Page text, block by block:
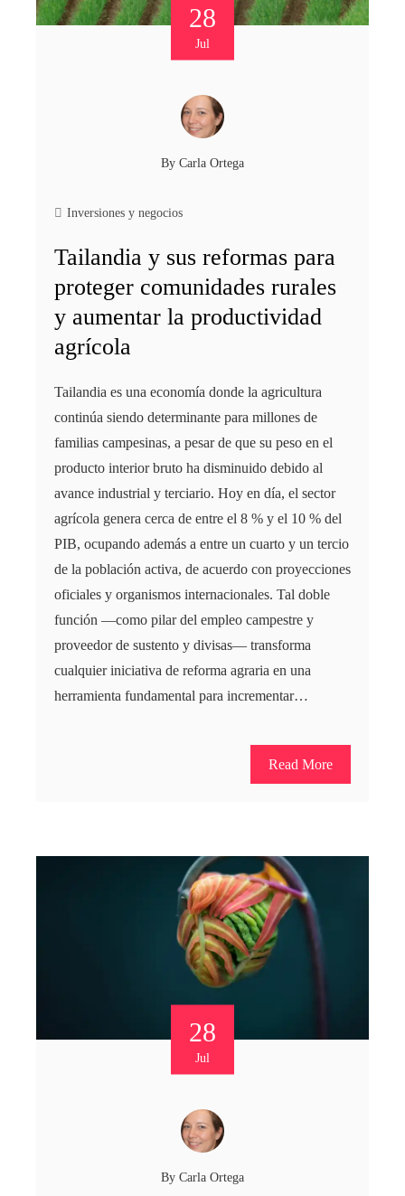
28
Jul
By Carla Ortega
Inversiones y negocios
Tailandia y sus reformas para
proteger comunidades rurales
y aumentar la productividad
agrícola
Tailandia es una economía donde la agricultura
continúa siendo determinante para millones de
familias campesinas, a pesar de que su peso en el
producto interior bruto ha disminuido debido al
avance industrial y terciario. Hoy en día, el sector
agrícola genera cerca de entre el 8 % y el 10 % del
PIB, ocupando además a entre un cuarto y un tercio
de la población activa, de acuerdo con proyecciones
oficiales y organismos internacionales. Tal doble
función —como pilar del empleo campestre y
proveedor de sustento y divisas— transforma
cualquier iniciativa de reforma agraria en una
herramienta fundamental para incrementar…
Read More
28
Jul
By Carla Ortega